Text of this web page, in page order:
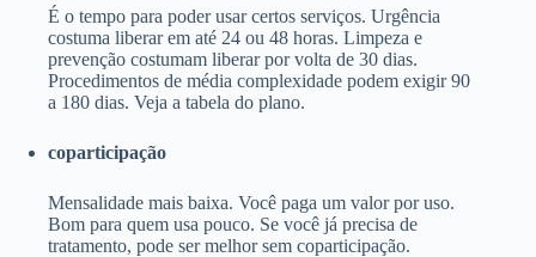
É o tempo para poder usar certos serviços. Urgência
costuma liberar em até 24 ou 48 horas. Limpeza e
prevenção costumam liberar por volta de 30 dias.
Procedimentos de média complexidade podem exigir 90
a 180 dias. Veja a tabela do plano.
coparticipação
Mensalidade mais baixa. Você paga um valor por uso.
Bom para quem usa pouco. Se você já precisa de
tratamento, pode ser melhor sem coparticipação.